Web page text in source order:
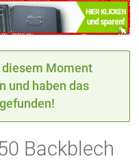
Moment
und haben das
Backblech